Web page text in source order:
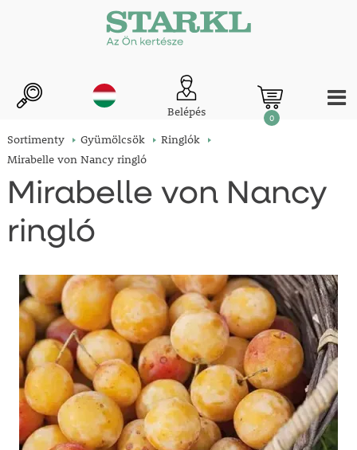
Belépés 0
Sortimenty Gyümölcsök
Ringlók
Mirabelle von Nancy ringló
Mirabelle von Nancy
ringló